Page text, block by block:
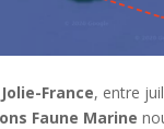
France, entre
Faune Marine